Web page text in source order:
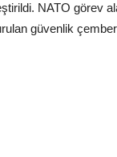
NATO görev
güvenlik